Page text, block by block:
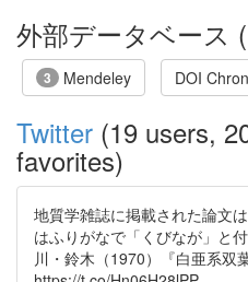
外部データベース
3 Mendeley DOI
Twitter (19 users,
favorites)
地質学雑誌に掲載された論文
はふりがなで「くびなが」と
川・鈴木（1970）『白亜系双